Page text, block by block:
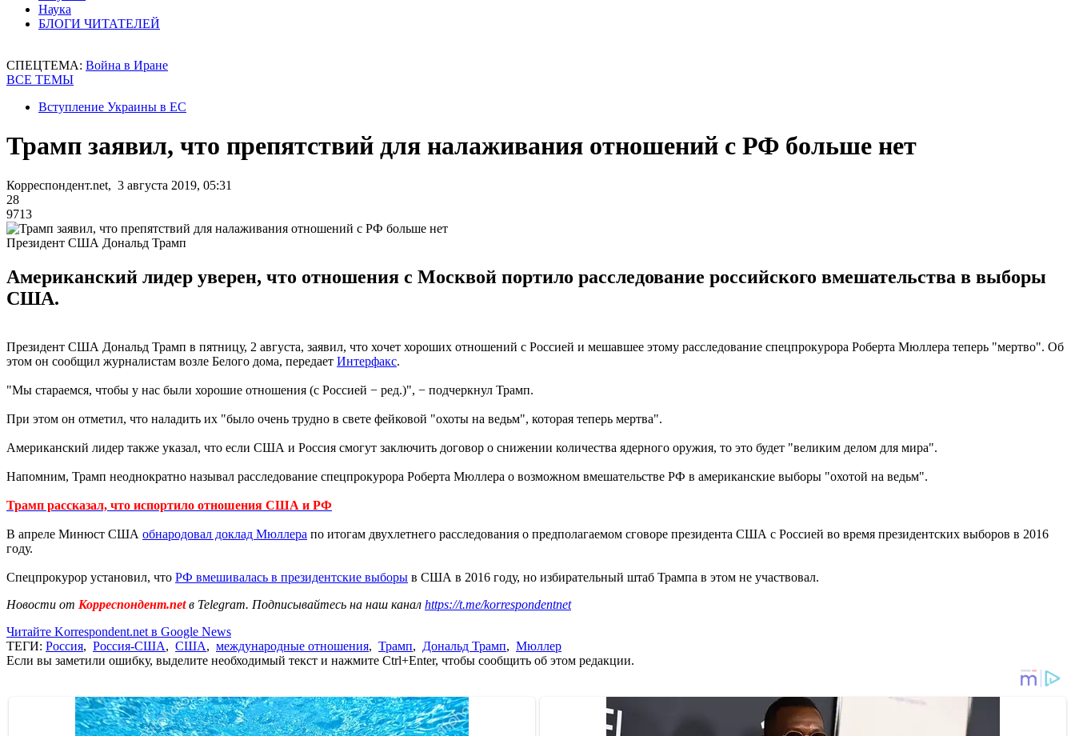
Наука
БЛОГИ ЧИТАТЕЛЕЙ
СПЕЦТЕМА: Война в Иране
ВСЕ ТЕМЫ
Вступление Украины в ЕС
Трамп заявил, что препятствий для налаживания отношений с РФ больше нет
Корреспондент.net, 3 августа 2019, 05:31
28
9713
Президент США Дональд Трамп
Американский лидер уверен, что отношения с Москвой портило расследование российского вмешательства в выборы
США.
Президент США Дональд Трамп в пятницу, 2 августа, заявил, что хочет хороших отношений с Россией и мешавшее этому расследование спецпрокурора Роберта Мюллера теперь "мертво". Об
этом он сообщил журналистам возле Белого дома, передает Интерфакс.
"Мы стараемся, чтобы у нас были хорошие отношения (с Россией − ред.)", − подчеркнул Трамп.
При этом он отметил, что наладить их "было очень трудно в свете фейковой "охоты на ведьм", которая теперь мертва".
Американский лидер также указал, что если США и Россия смогут заключить договор о снижении количества ядерного оружия, то это будет "великим делом для мира".
Напомним, Трамп неоднократно называл расследование спецпрокурора Роберта Мюллера о возможном вмешательстве РФ в американские выборы "охотой на ведьм".
Трамп рассказал, что испортило отношения США и РФ
В апреле Минюст США обнародовал доклад Мюллера по итогам двухлетнего расследования о предполагаемом сговоре президента США с Россией во время президентских выборов в 2016
году.
Спецпрокурор установил, что РФ вмешивалась в президентские выборы в США в 2016 году, но избирательный штаб Трампа в этом не участвовал.
Новости от Корреспондент.netв Telegram. Подписывайтесь на наш канал https://t.me/korrespondentnet
Читайте Korrespondent.net в Google News
ТЕГИ: Россия, Россия-США, США, международные отношения, Трамп, Дональд Трамп, Мюллер
Если вы заметили ошибку, выделите необходимый текст и нажмите Ctrl+Enter, чтобы сообщить об этом редакции.